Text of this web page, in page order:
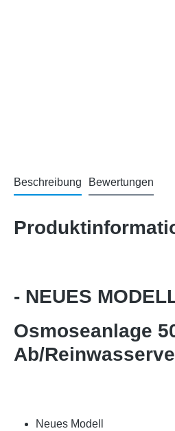
Beschreibung Bewertungen
- NEUES
Osmoseanlage
Ab/
Neues Modell